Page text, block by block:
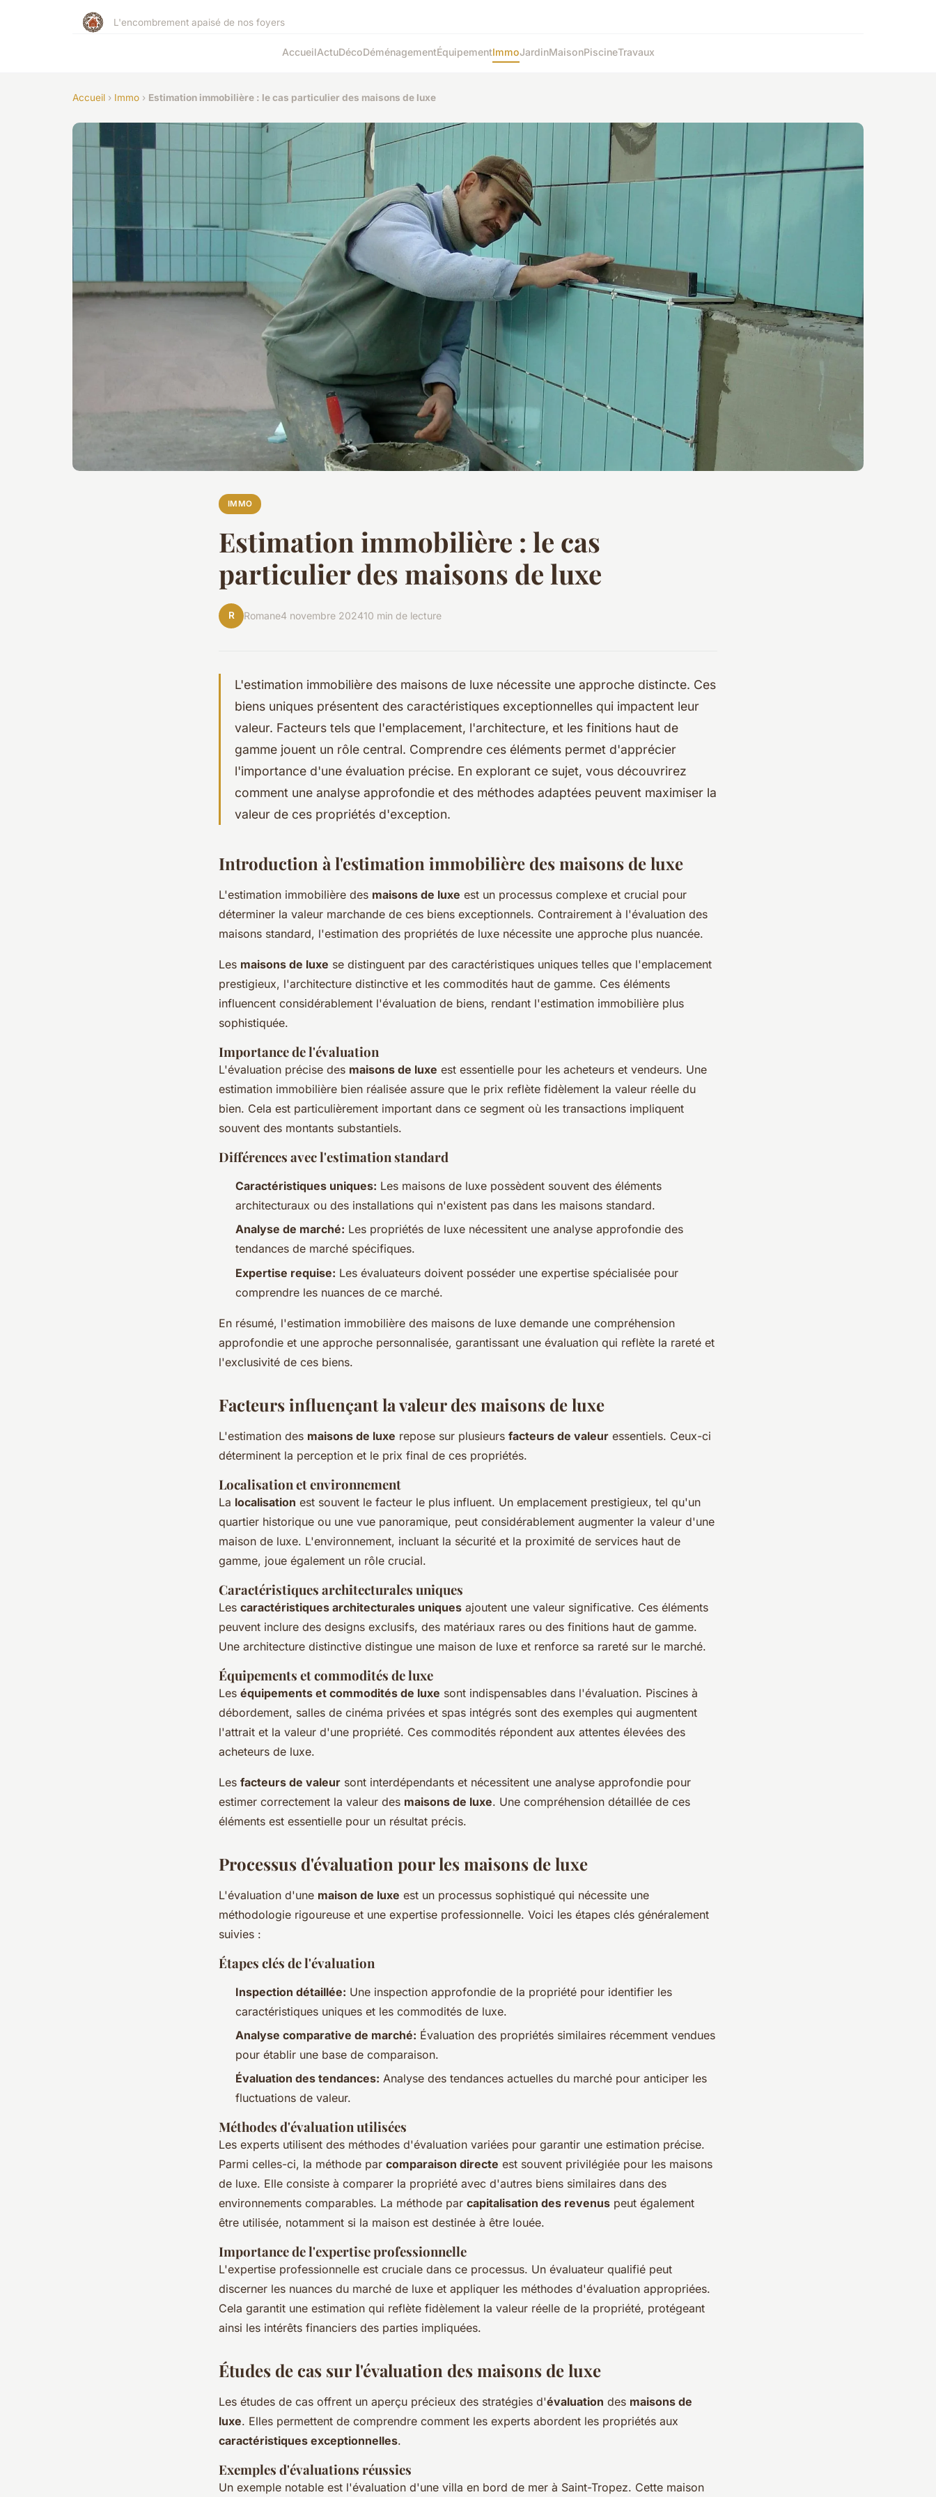
L'encombrement apaisé de nos foyers
AccueilActuDécoDéménagementÉquipementImmoJardinMaisonPiscineTravaux
Accueil › Immo › Estimation immobilière : le cas particulier des maisons de luxe
IMMO
Estimation immobilière : le cas
particulier des maisons de luxe
R Romane4 novembre 202410 min de lecture
L'estimation immobilière des maisons de luxe nécessite une approche distincte. Ces
biens uniques présentent des caractéristiques exceptionnelles qui impactent leur
valeur. Facteurs tels que l'emplacement, l'architecture, et les finitions haut de
gamme jouent un rôle central. Comprendre ces éléments permet d'apprécier
l'importance d'une évaluation précise. En explorant ce sujet, vous découvrirez
comment une analyse approfondie et des méthodes adaptées peuvent maximiser la
valeur de ces propriétés d'exception.
Introduction à l'estimation immobilière des maisons de luxe
L'estimation immobilière des maisons de luxe est un processus complexe et crucial pour
déterminer la valeur marchande de ces biens exceptionnels. Contrairement à l'évaluation des
maisons standard, l'estimation des propriétés de luxe nécessite une approche plus nuancée.
Les maisons de luxe se distinguent par des caractéristiques uniques telles que l'emplacement
prestigieux, l'architecture distinctive et les commodités haut de gamme. Ces éléments
influencent considérablement l'évaluation de biens, rendant l'estimation immobilière plus
sophistiquée.
Importance de l'évaluation
L'évaluation précise des maisons de luxe est essentielle pour les acheteurs et vendeurs. Une
estimation immobilière bien réalisée assure que le prix reflète fidèlement la valeur réelle du
bien. Cela est particulièrement important dans ce segment où les transactions impliquent
souvent des montants substantiels.
Différences avec l'estimation standard
Caractéristiques uniques: Les maisons de luxe possèdent souvent des éléments
architecturaux ou des installations qui n'existent pas dans les maisons standard.
Analyse de marché: Les propriétés de luxe nécessitent une analyse approfondie des
tendances de marché spécifiques.
Expertise requise: Les évaluateurs doivent posséder une expertise spécialisée pour
comprendre les nuances de ce marché.
En résumé, l'estimation immobilière des maisons de luxe demande une compréhension
approfondie et une approche personnalisée, garantissant une évaluation qui reflète la rareté et
l'exclusivité de ces biens.
Facteurs influençant la valeur des maisons de luxe
L'estimation des maisons de luxe repose sur plusieurs facteurs de valeur essentiels. Ceux-ci
déterminent la perception et le prix final de ces propriétés.
Localisation et environnement
La localisation est souvent le facteur le plus influent. Un emplacement prestigieux, tel qu'un
quartier historique ou une vue panoramique, peut considérablement augmenter la valeur d'une
maison de luxe. L'environnement, incluant la sécurité et la proximité de services haut de
gamme, joue également un rôle crucial.
Caractéristiques architecturales uniques
Les caractéristiques architecturales uniques ajoutent une valeur significative. Ces éléments
peuvent inclure des designs exclusifs, des matériaux rares ou des finitions haut de gamme.
Une architecture distinctive distingue une maison de luxe et renforce sa rareté sur le marché.
Équipements et commodités de luxe
Les équipements et commodités de luxe sont indispensables dans l'évaluation. Piscines à
débordement, salles de cinéma privées et spas intégrés sont des exemples qui augmentent
l'attrait et la valeur d'une propriété. Ces commodités répondent aux attentes élevées des
acheteurs de luxe.
Les facteurs de valeur sont interdépendants et nécessitent une analyse approfondie pour
estimer correctement la valeur des maisons de luxe. Une compréhension détaillée de ces
éléments est essentielle pour un résultat précis.
Processus d'évaluation pour les maisons de luxe
L'évaluation d'une maison de luxe est un processus sophistiqué qui nécessite une
méthodologie rigoureuse et une expertise professionnelle. Voici les étapes clés généralement
suivies :
Étapes clés de l'évaluation
Inspection détaillée: Une inspection approfondie de la propriété pour identifier les
caractéristiques uniques et les commodités de luxe.
Analyse comparative de marché: Évaluation des propriétés similaires récemment vendues
pour établir une base de comparaison.
Évaluation des tendances: Analyse des tendances actuelles du marché pour anticiper les
fluctuations de valeur.
Méthodes d'évaluation utilisées
Les experts utilisent des méthodes d'évaluation variées pour garantir une estimation précise.
Parmi celles-ci, la méthode par comparaison directe est souvent privilégiée pour les maisons
de luxe. Elle consiste à comparer la propriété avec d'autres biens similaires dans des
environnements comparables. La méthode par capitalisation des revenus peut également
être utilisée, notamment si la maison est destinée à être louée.
Importance de l'expertise professionnelle
L'expertise professionnelle est cruciale dans ce processus. Un évaluateur qualifié peut
discerner les nuances du marché de luxe et appliquer les méthodes d'évaluation appropriées.
Cela garantit une estimation qui reflète fidèlement la valeur réelle de la propriété, protégeant
ainsi les intérêts financiers des parties impliquées.
Études de cas sur l'évaluation des maisons de luxe
Les études de cas offrent un aperçu précieux des stratégies d'évaluation des maisons de
luxe. Elles permettent de comprendre comment les experts abordent les propriétés aux
caractéristiques exceptionnelles.
Exemples d'évaluations réussies
Un exemple notable est l'évaluation d'une villa en bord de mer à Saint-Tropez. Cette maison